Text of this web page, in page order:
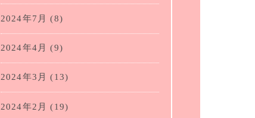
2024年7月 (8)
2024年4月 (9)
2024年3月 (13)
2024年2月 (19)